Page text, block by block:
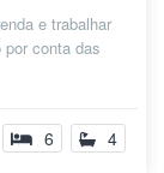
e trabalhar
conta das
6 4